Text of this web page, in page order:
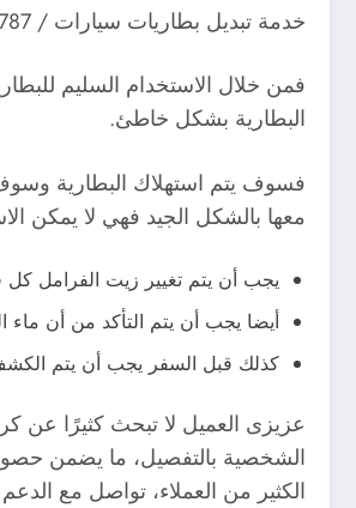
خدمة تبديل بطاريات سيارات / 99527787 / متنقل تبديل بطاريات عند البيت الكويت
فمن خلال الاستخدام السليم
البطارية بشكل خاطئ.
فسوف يتم استهلاك البطارية وسوف
معها بالشكل الجيد فهي لا يمكن
يجب أن يتم تغيير زيت الفرامل
أيضا يجب أن يتم التأكد من أن ماء
كذلك قبل السفر يجب أن يتم
عزيزى العميل لا تبحث كثيرًا عن
الشخصية بالتفصيل، ما يضمن
الكثير من العملاء، تواصل مع